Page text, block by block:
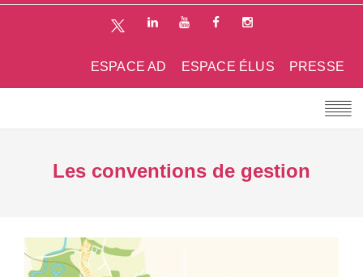
PRESSE
ESPACE ÉLUS
ESPACE AD
Les conventions de gestion